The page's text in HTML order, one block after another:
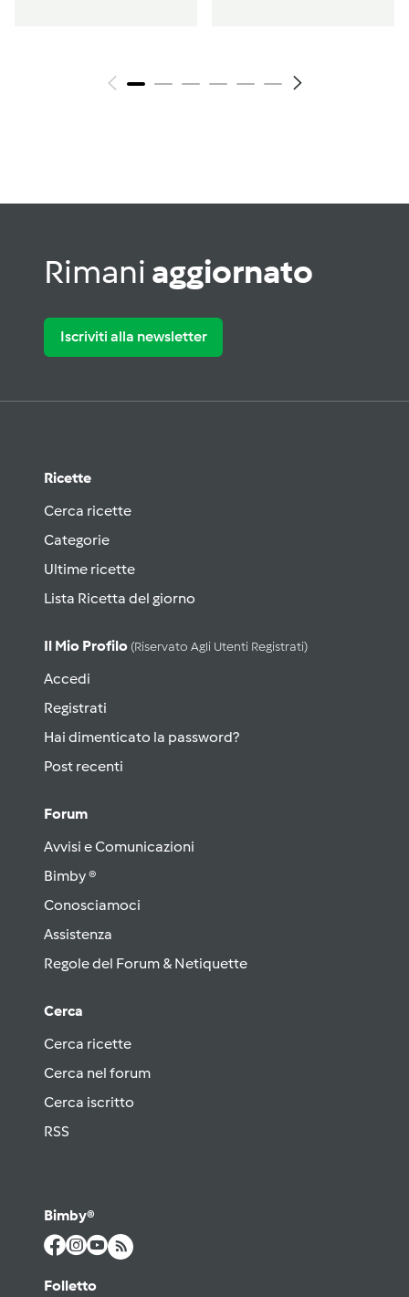
Rimani aggiornato
Iscriviti alla newsletter
Ricette
Cerca ricette
Categorie
Ultime ricette
Lista Ricetta del giorno
Il Mio Profilo (riservato Agli Utenti Registrati)
Accedi
Registrati
Hai dimenticato la password?
Post recenti
Forum
Avvisi e Comunicazioni
Bimby ®
Conosciamoci
Assistenza
Regole del Forum & Netiquette
Cerca
Cerca ricette
Cerca nel forum
Cerca iscritto
RSS
Bimby®
Folletto